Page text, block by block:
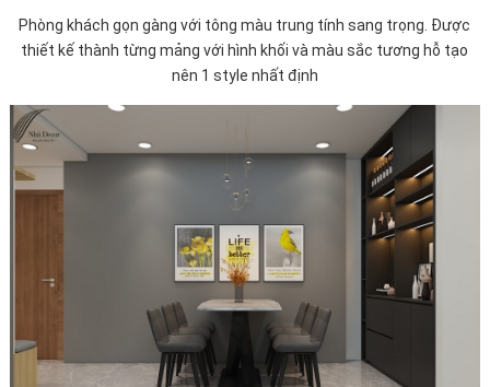
Phòng khách gọn gàng với tông màu trung tính sang trọng. Được
thiết kế thành từng mảng với hình khối và màu sắc tương hỗ tạo
nên 1 style nhất định